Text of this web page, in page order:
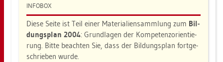
IN­FO­BOX
Diese Seite ist Teil einer Ma­te­ria­li­en­samm­lung zum Bil­
dungs­plan 2004: Grund­la­gen der Kom­pe­tenz­ori­en­tie­
rung. Bitte be­ach­ten Sie, dass der Bil­dungs­plan fort­ge­
schrie­ben wurde.